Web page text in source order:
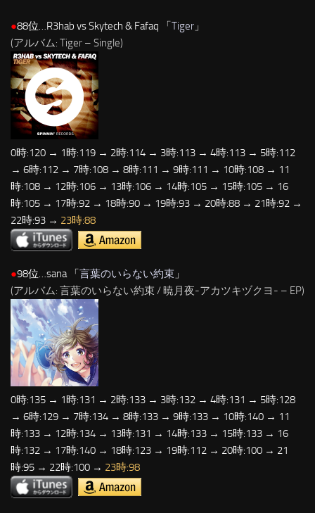
●88位…R3hab vs Skytech & Fafaq 「Tiger 」
(アルバム: Tiger – Single)
0時:120 → 1時:119 → 2時:114 → 3時:113 → 4時:113 → 5時:112
→ 6時:112 → 7時:108 → 8時:111 → 9時:111 → 10時:108 → 11
時:108 → 12時:106 → 13時:106 → 14時:105 → 15時:105 → 16
時:105 → 17時:92 → 18時:90 → 19時:93 → 20時:88 → 21時:92 →
22時:93 → 23時:88
●98位…sana 「言葉のいらない約束 」
(アルバム: 言葉のいらない約束 / 暁月夜-アカツキヅクヨ- – EP)
0時:135 → 1時:131 → 2時:133 → 3時:132 → 4時:131 → 5時:128
→ 6時:129 → 7時:134 → 8時:133 → 9時:133 → 10時:140 → 11
時:133 → 12時:134 → 13時:131 → 14時:133 → 15時:133 → 16
時:132 → 17時:140 → 18時:123 → 19時:112 → 20時:100 → 21
時:95 → 22時:100 → 23時:98